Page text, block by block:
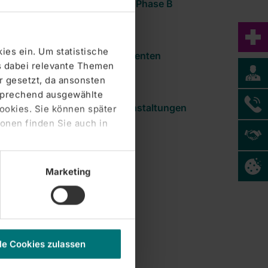
ein. Um statistische
relevante Themen
gesetzt, da ansonsten
ausgewählte
Sie können später
finden Sie auch in
Marketing
Cookies zulassen
Frührehabilitation der Phase B
Informationen für Patienten
Weiterbildung & Veranstaltungen
Zentralklinik Bad Berka GmbH